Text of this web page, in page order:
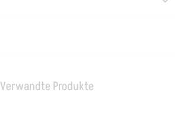
Verwandte Produkte